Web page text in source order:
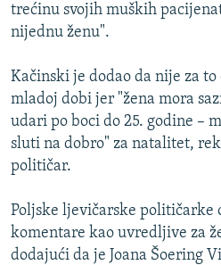
trećinu svojih muških
nijednu ženu".
Kačinski je dodao da nije za
mladoj dobi jer "žena mora
udari po boci do 25. godine –
sluti na dobro" za natalitet,
političar.
Poljske ljevičarske političarke
komentare kao uvredljive za
dodajući da je Joana Šoering